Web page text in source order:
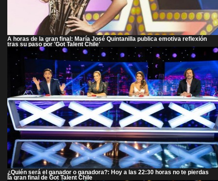
A horas de la gran final: María José Quintanilla publica emotiva reflexión
tras su paso por 'Got Talent Chile'
¿Quién será el ganador o ganadora?: Hoy a las 22:30 horas no te pierdas
la gran final de Got Talent Chile